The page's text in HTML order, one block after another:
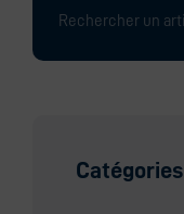
Catégories